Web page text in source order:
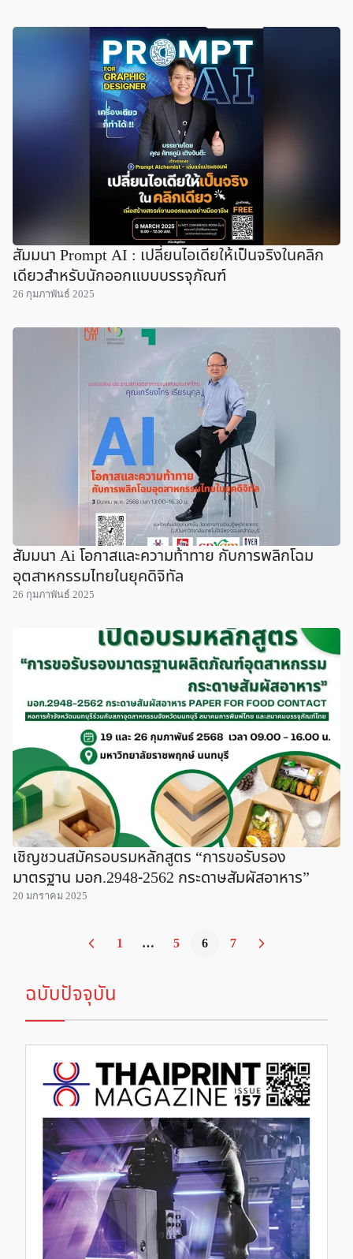
สัมมนา Prompt AI : เปลี่ยนไอเดียให้เป็นจริงในคลิก
เดียวสำหรับนักออกแบบบรรจุภัณฑ์
26 กุมภาพันธ์ 2025
สัมมนา Ai โอกาสและความท้าทาย กับการพลิกโฉม
อุตสาหกรรมไทยในยุคดิจิทัล
26 กุมภาพันธ์ 2025
เชิญชวนสมัครอบรมหลักสูตร “การขอรับรอง
มาตรฐาน มอก.2948-2562 กระดาษสัมผัสอาหาร”
20 มกราคม 2025
1 … 5 6 7
ฉบับปัจจุบัน